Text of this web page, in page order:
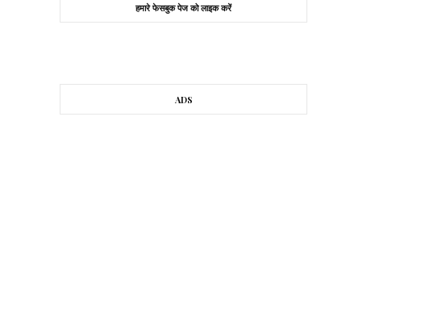
हमारे फेसबुक पेज को लाइक करें
ADS